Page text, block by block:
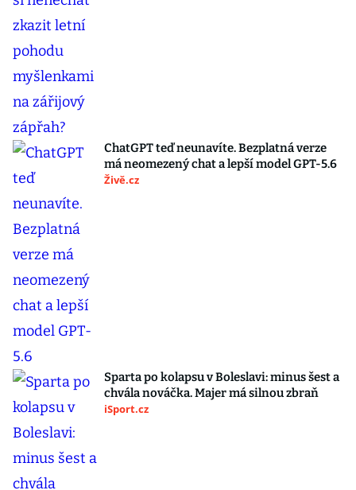
ChatGPT teď neunavíte. Bezplatná verze
má neomezený chat a lepší model GPT-5.6
Živě.cz
Sparta po kolapsu v Boleslavi: minus šest a
chvála nováčka. Majer má silnou zbraň
iSport.cz